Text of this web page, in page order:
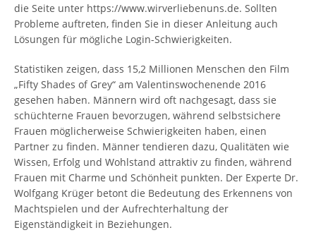
die Seite unter https://www.wirverliebenuns.de. Sollten
Probleme auftreten, finden Sie in dieser Anleitung auch
Lösungen für mögliche Login-Schwierigkeiten.
Statistiken zeigen, dass 15,2 Millionen Menschen den Film
„Fifty Shades of Grey“ am Valentinswochenende 2016
gesehen haben. Männern wird oft nachgesagt, dass sie
schüchterne Frauen bevorzugen, während selbstsichere
Frauen möglicherweise Schwierigkeiten haben, einen
Partner zu finden. Männer tendieren dazu, Qualitäten wie
Wissen, Erfolg und Wohlstand attraktiv zu finden, während
Frauen mit Charme und Schönheit punkten. Der Experte Dr.
Wolfgang Krüger betont die Bedeutung des Erkennens von
Machtspielen und der Aufrechterhaltung der
Eigenständigkeit in Beziehungen.